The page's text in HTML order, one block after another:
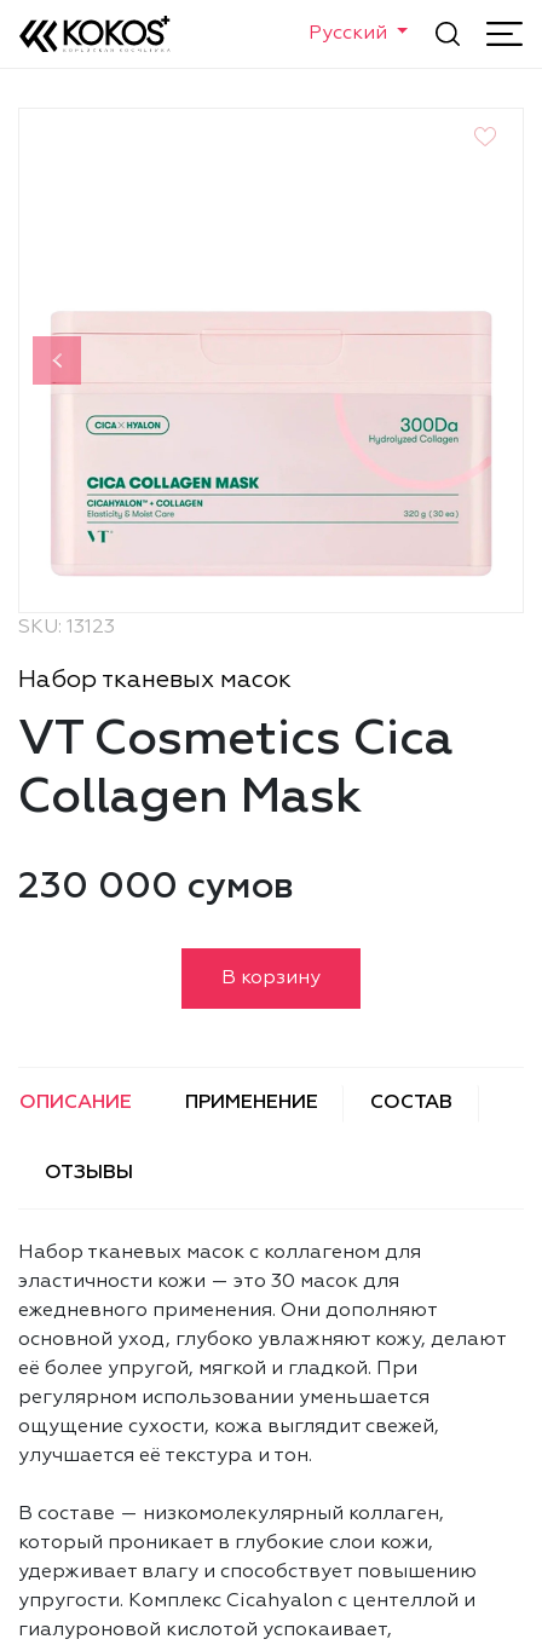
Русский
SKU: 13123
Набор тканевых масок
VT Cosmetics Cica
Collagen Mask
230 000 сумов
В корзину
ОПИСАНИЕ ПРИМЕНЕНИЕ СОСТАВ
ОТЗЫВЫ
Набор тканевых масок с коллагеном для
эластичности кожи — это 30 масок для
ежедневного применения. Они дополняют
основной уход, глубоко увлажняют кожу, делают
её более упругой, мягкой и гладкой. При
регулярном использовании уменьшается
ощущение сухости, кожа выглядит свежей,
улучшается её текстура и тон.
В составе — низкомолекулярный коллаген,
который проникает в глубокие слои кожи,
удерживает влагу и способствует повышению
упругости. Комплекс Cicahyalon с центеллой и
гиалуроновой кислотой успокаивает,